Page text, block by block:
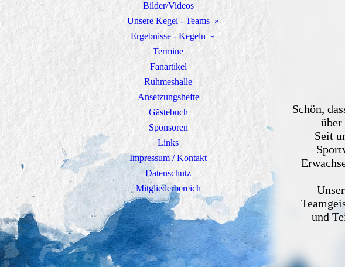
Bilder/Videos
Unsere Kegel - Teams
Ergebnisse - Kegeln
Termine
Fanartikel
Ruhmeshalle
Ansetzungshefte
Gästebuch
Sponsoren
Links
Impressum / Kontakt
Datenschutz
Mitgliederbereich
Schön,
über
Seit
und